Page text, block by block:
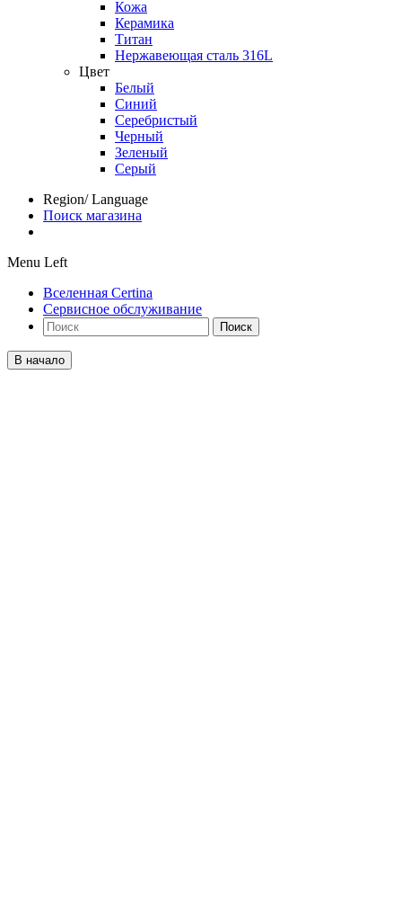
Кожа
Керамика
Титан
Нержавеющая сталь 316L
Цвет
Белый
Синий
Серебристый
Черный
Зеленый
Серый
Region/ Language
Поиск магазина
Menu Left
Вселенная Certina
Сервисное обслуживание
Поиск
В начало